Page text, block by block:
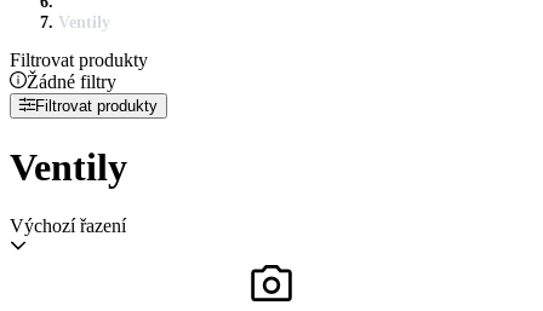
Ventily
Filtrovat produkty
Žádné filtry
Filtrovat produkty
Ventily
Výchozí řazení